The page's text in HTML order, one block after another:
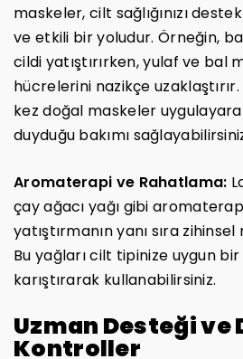
maskeler, cilt sağlığınızı
ve etkili bir yoludur. Örneğin,
cildi yatıştırırken, yulaf ve bal
hücrelerini nazikçe
kez doğal maskeler
duyduğu bakımı
Aromaterapi ve Rahatlama:
çay ağacı yağı gibi
yatıştırmanın yanı sıra
Bu yağları cilt tipinize uygun bir
karıştırarak kullanabilirsiniz.
Uzman Desteği ve
Kontroller